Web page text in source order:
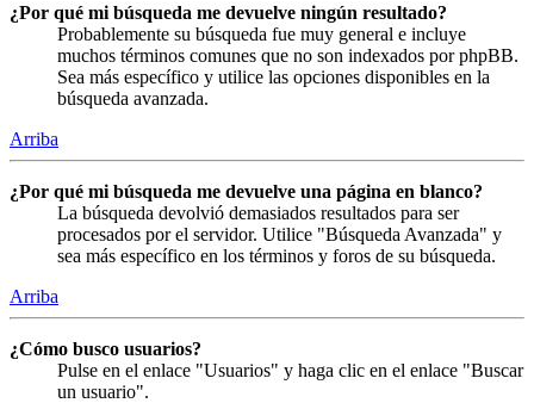
¿Por qué mi búsqueda me devuelve ningún resultado?
Probablemente su búsqueda fue muy general e incluye
muchos términos comunes que no son indexados por phpBB.
Sea más específico y utilice las opciones disponibles en la
búsqueda avanzada.
Arriba
¿Por qué mi búsqueda me devuelve una página en blanco?
La búsqueda devolvió demasiados resultados para ser
procesados por el servidor. Utilice "Búsqueda Avanzada" y
sea más específico en los términos y foros de su búsqueda.
Arriba
¿Cómo busco usuarios?
Pulse en el enlace "Usuarios" y haga clic en el enlace "Buscar
un usuario".